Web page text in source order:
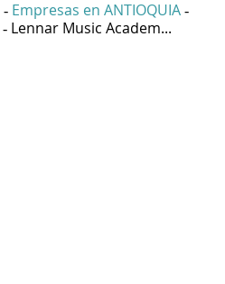
- Empresas en ANTIOQUIA -
- Lennar Music Academ...